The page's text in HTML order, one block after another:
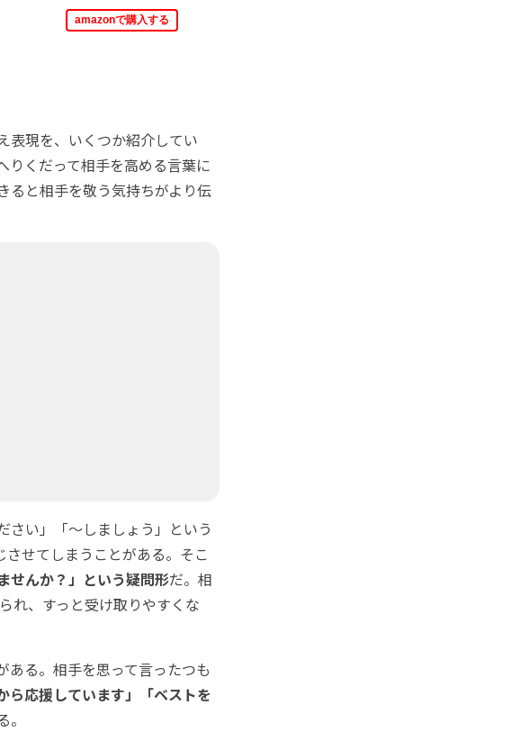
amazonで購入する
表現を、いくつか紹介してい
りくだって相手を高める言葉に
ると相手を敬う気持ちがより伝
い」「～しましょう」という
せてしまうことがある。そこ
せんか？」という疑問形だ。相
れ、すっと受け取りやすくな
る。相手を思って言ったつも
ら応援しています」「ベストを